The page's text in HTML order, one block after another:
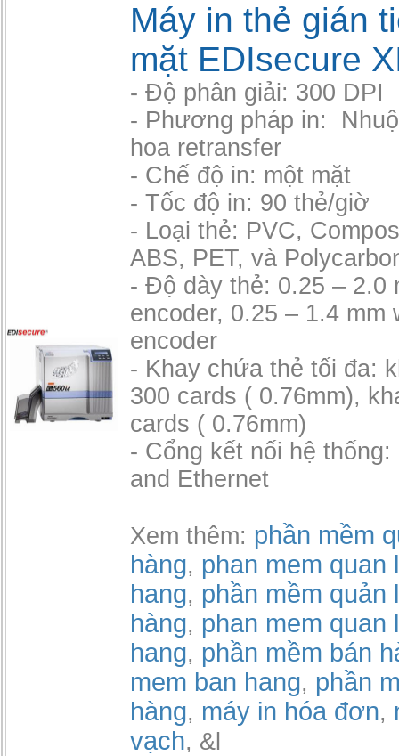
Máy in thẻ gián
mặt EDIsecure
- Độ phân giải: 300 DPI
- Phương pháp in:
hoa retransfer
- Chế độ in: một mặt
- Tốc độ in: 90 thẻ/giờ
- Loại thẻ: PVC,
ABS, PET, và
- Độ dày thẻ: 0.25 – 2.0
encoder, 0.25 – 1.4 mm
encoder
- Khay chứa thẻ tối đa:
300 cards ( 0.76mm),
cards ( 0.76mm)
- Cổng kết nối hệ thống:
and Ethernet
Xem thêm: phần mềm
hàng, phan mem quan
hang, phần mềm quản
hàng, phan mem quan
hang, phần mềm bán
mem ban hang, phần
hàng, máy in hóa đơn,
vạch, &l